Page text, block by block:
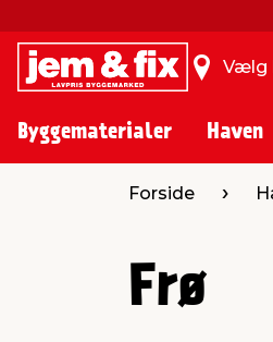
Vælg
Byggematerialer Haven
Forside
Frø